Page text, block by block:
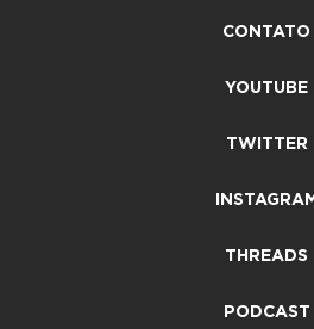
CONTATO
YOUTUBE
TWITTER
INSTAGRAM
THREADS
PODCAST